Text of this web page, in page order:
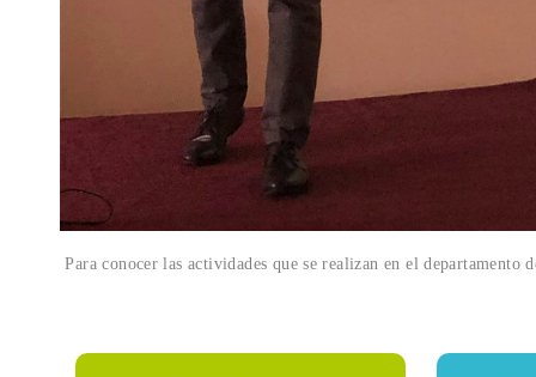
Para conocer las actividades que se realizan en el departamento